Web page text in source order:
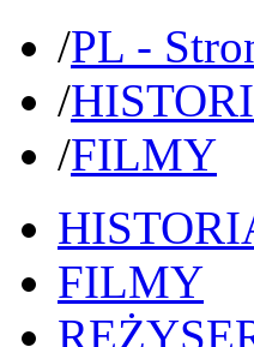
/PL -
/
/FILMY
FILMY